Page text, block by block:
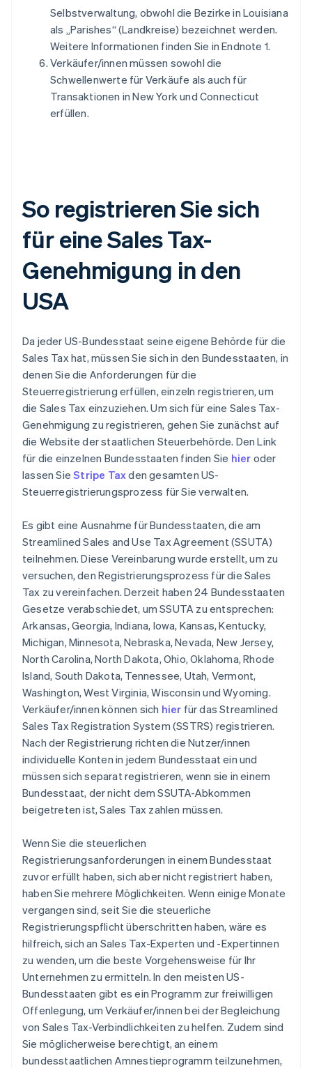
Selbstverwaltung, obwohl die Bezirke in Louisiana
als „Parishes“ (Landkreise) bezeichnet werden.
Weitere Informationen finden Sie in Endnote 1.
Verkäufer/innen müssen sowohl die
Schwellenwerte für Verkäufe als auch für
Transaktionen in New York und Connecticut
erfüllen.
So registrieren Sie sich
für eine Sales Tax-
Genehmigung in den
USA
Da jeder US-Bundesstaat seine eigene Behörde für die
Sales Tax hat, müssen Sie sich in den Bundesstaaten, in
denen Sie die Anforderungen für die
Steuerregistrierung erfüllen, einzeln registrieren, um
die Sales Tax einzuziehen. Um sich für eine Sales Tax-
Genehmigung zu registrieren, gehen Sie zunächst auf
die Website der staatlichen Steuerbehörde. Den Link
für die einzelnen Bundesstaaten finden Sie hier oder
lassen SieStripe Taxden gesamten US-
Steuerregistrierungsprozess für Sie verwalten.
Es gibt eine Ausnahme für Bundesstaaten, die am
Streamlined Sales and Use Tax Agreement (SSUTA)
teilnehmen. Diese Vereinbarung wurde erstellt, um zu
versuchen, den Registrierungsprozess für die Sales
Tax zu vereinfachen. Derzeit haben 24 Bundesstaaten
Gesetze verabschiedet, um SSUTA zu entsprechen:
Arkansas, Georgia, Indiana, Iowa, Kansas, Kentucky,
Michigan, Minnesota, Nebraska, Nevada, New Jersey,
North Carolina, North Dakota, Ohio, Oklahoma, Rhode
Island, South Dakota, Tennessee, Utah, Vermont,
Washington, West Virginia, Wisconsin und Wyoming.
Verkäufer/innen können sich hier für das Streamlined
Sales Tax Registration System (SSTRS) registrieren.
Nach der Registrierung richten die Nutzer/innen
individuelle Konten in jedem Bundesstaat ein und
müssen sich separat registrieren, wenn sie in einem
Bundesstaat, der nicht dem SSUTA-Abkommen
beigetreten ist, Sales Tax zahlen müssen.
Wenn Sie die steuerlichen
Registrierungsanforderungen in einem Bundesstaat
zuvor erfüllt haben, sich aber nicht registriert haben,
haben Sie mehrere Möglichkeiten. Wenn einige Monate
vergangen sind, seit Sie die steuerliche
Registrierungspflicht überschritten haben, wäre es
hilfreich, sich an Sales Tax-Experten und -Expertinnen
zu wenden, um die beste Vorgehensweise für Ihr
Unternehmen zu ermitteln. In den meisten US-
Bundesstaaten gibt es ein Programm zur freiwilligen
Offenlegung, um Verkäufer/innen bei der Begleichung
von Sales Tax-Verbindlichkeiten zu helfen. Zudem sind
Sie möglicherweise berechtigt, an einem
bundesstaatlichen Amnestieprogramm teilzunehmen,